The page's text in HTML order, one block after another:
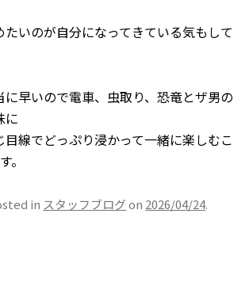
いのが自分になってきている気もして
に早いので電車、虫取り、恐竜とザ男の
に
線でどっぷり浸かって一緒に楽しむこ
。
in スタッフブログon 2026/04/24.